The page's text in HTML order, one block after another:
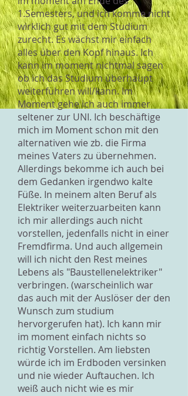
1.Semesters, und ich komme nicht
wirklich gut mit dem Studium
zurecht. Es wächst mir einfach
alles über den Kopf hinaus. Ich
kann im moment nichtmal sagen
ob ich das Studium überhaupt
weiterführen will/kann. Im
Moment gehe ich auch immer
seltener zur UNI. Ich beschäftige
mich im Moment schon mit den
alternativen wie zb. die Firma
meines Vaters zu übernehmen.
Allerdings bekomme ich auch bei
dem Gedanken irgendwo kalte
Füße. In meinem alten Beruf als
Elektriker weiterzuarbeiten kann
ich mir allerdings auch nicht
vorstellen, jedenfalls nicht in einer
Fremdfirma. Und auch allgemein
will ich nicht den Rest meines
Lebens als "Baustellenelektriker"
verbringen. (warscheinlich war
das auch mit der Auslöser der den
Wunsch zum studium
hervorgerufen hat). Ich kann mir
im moment einfach nichts so
richtig Vorstellen. Am liebsten
würde ich im Erdboden versinken
und nie wieder Auftauchen. Ich
weiß auch nicht wie es mir